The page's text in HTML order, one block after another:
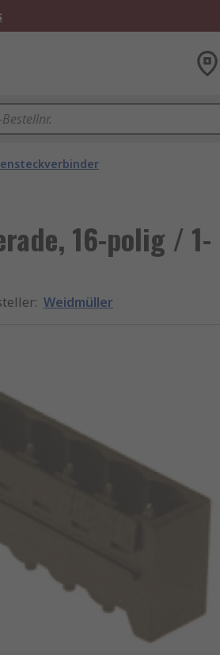
16-polig / 1-
: Weidmüller